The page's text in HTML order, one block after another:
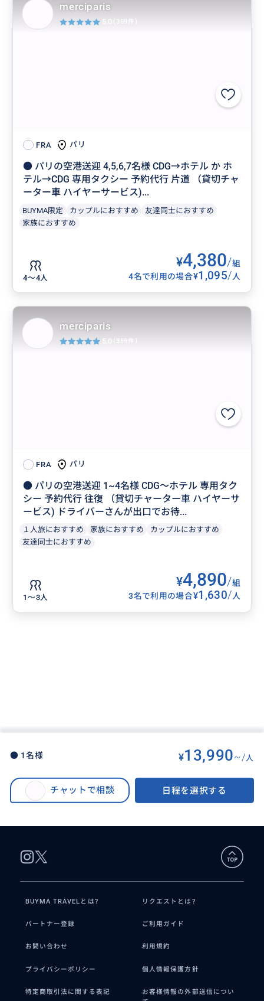
FRA パリ
● パリの空港送迎 4,5,6,7名様 CDG→ホテル か ホ
テル→CDG 専用タクシー 予約代行 片道 （貸切チャ
ーター車 ハイヤーサービス)...
BUYMA限定 カップルにおすすめ
友達同士におすすめ
家族におすすめ
4〜4人
¥4,380/組
4名で利用の場合¥1,095/人
merciparis
5.0 (359件)
FRA パリ
● パリの空港送迎 1~4名様 CDG〜ホテル 専用タク
シー 予約代行 往復 （貸切チャーター車 ハイヤーサ
ービス) ドライバーさんが出口でお待...
１人旅におすすめ 家族におすすめ
カップルにおすすめ
友達同士におすすめ
1〜3人
¥4,890/組
3名で利用の場合¥1,630/人
merciparis
5.0 (359件)
● 1名様 ¥13,990~/人
チャットで相談 日程を選択する
BUYMA TRAVEL> パリオプショナルツアー>
● 貸切 1〜3名様 パリ フォトツアー ガイドがご一緒して記念写真撮ります！
パリの夜景ナイトツアー 日中ツアー 写真撮ります！ 専用プライベート エッ
BUYMA TRAVELとは? リクエストとは?
パートナー登録 ご利用ガイド
お問い合わせ 利用規約
プライバシーポリシー 個人情報保護方針
特定商取引法に関する表記
お客様情報の外部送信につい